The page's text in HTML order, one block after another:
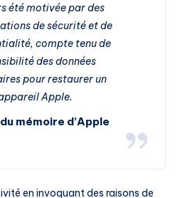
été motivée par des
de sécurité et de
compte tenu de
des données
pour restaurer un
Apple.
mémoire d’Apple
en invoquant des raisons de